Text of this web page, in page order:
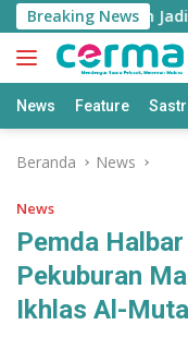
Langsung
ke
konten
Breaking News
Bertambah Jadi 77,85
News Feature
Beranda News
News
Pemda
Pekuburan
Ikhlas Al-